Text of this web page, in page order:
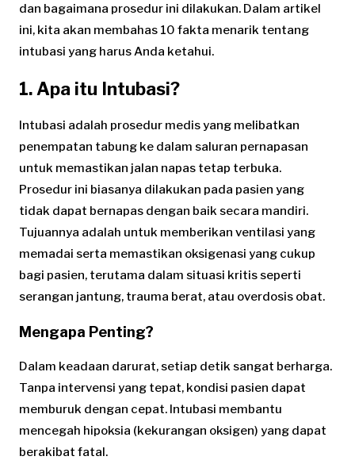
dan bagaimana prosedur ini dilakukan. Dalam artikel
ini, kita akan membahas 10 fakta menarik tentang
intubasi yang harus Anda ketahui.
1. Apa itu Intubasi?
Intubasi adalah prosedur medis yang melibatkan
penempatan tabung ke dalam saluran pernapasan
untuk memastikan jalan napas tetap terbuka.
Prosedur ini biasanya dilakukan pada pasien yang
tidak dapat bernapas dengan baik secara mandiri.
Tujuannya adalah untuk memberikan ventilasi yang
memadai serta memastikan oksigenasi yang cukup
bagi pasien, terutama dalam situasi kritis seperti
serangan jantung, trauma berat, atau overdosis obat.
Mengapa Penting?
Dalam keadaan darurat, setiap detik sangat berharga.
Tanpa intervensi yang tepat, kondisi pasien dapat
memburuk dengan cepat. Intubasi membantu
mencegah hipoksia (kekurangan oksigen) yang dapat
berakibat fatal.